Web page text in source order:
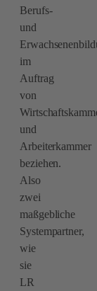
Berufs-
und
im
Auftrag
von
und
Arbeiterkammer
beziehen.
Also
zwei
maßgebliche
Systempartner,
wie
sie
LR